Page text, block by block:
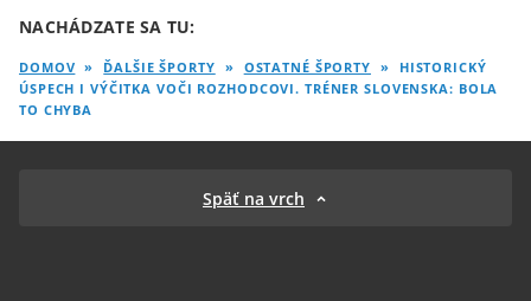
NACHÁDZATE SA TU:
DOMOV » ĎALŠIE ŠPORTY » OSTATNÉ ŠPORTY »
HISTORICKÝ
ÚSPECH I VÝČITKA VOČI ROZHODCOVI. TRÉNER SLOVENSKA: BOLA
TO CHYBA
Späť na vrch